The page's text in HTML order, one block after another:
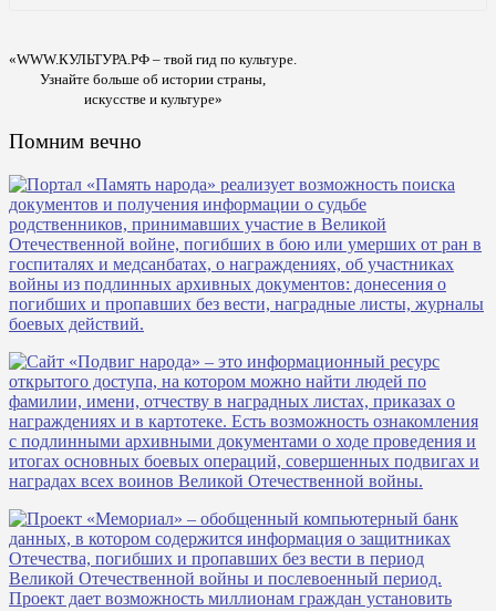
«WWW.КУЛЬТУРА.РФ – твой гид по культуре.
Узнайте больше об истории страны,
искусстве и культуре»
Помним вечно